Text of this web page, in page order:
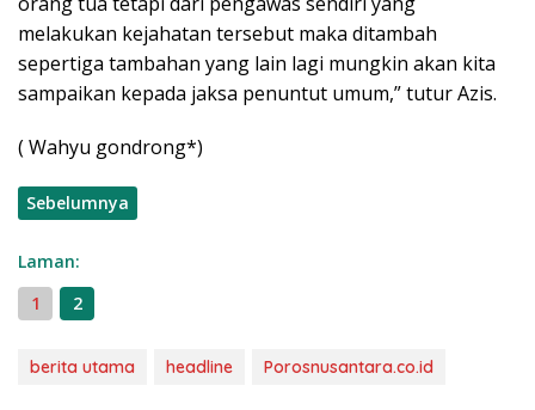
melakukan kejahatan tersebut maka ditambah
sepertiga tambahan yang lain lagi mungkin akan kita
sampaikan kepada jaksa penuntut umum,” tutur Azis.
( Wahyu gondrong*)
Sebelumnya
Laman:
1
2
berita utama headline Porosnusantara.co.id